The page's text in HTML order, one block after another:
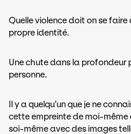
Quelle violence doit on se
propre identité.
Une chute dans la profondeur
personne.
Il y a quelqu’un que je ne
cette empreinte de moi-même
soi-même avec des images